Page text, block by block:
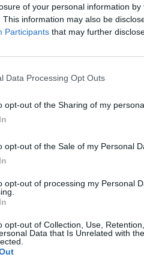
of your personal information
This information may also be
Participants that may further
Data Processing Opt Outs
opt-out of the Sharing of my
opt-out of the Sale of my Personal
opt-out of processing my Personal
opt-out of Collection, Use,
Data that Is Unrelated with
sakoma, kad Lenkija
finansavimo plano metu
buvo plačiai remiamas ir
saugumo ir
kad ES šalys gali laisvai